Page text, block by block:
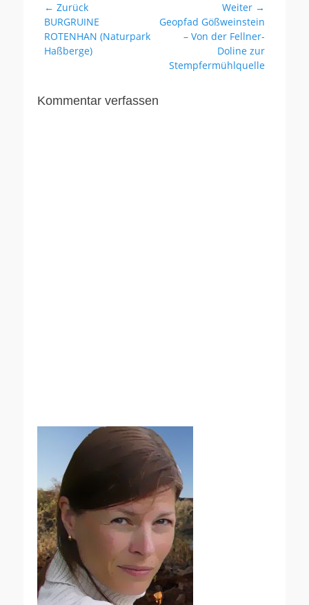
Beitragsnavigation
← Zurück
Vorhergehender
Beitrag:
BURGRUINE
ROTENHAN (Naturpark
Haßberge)
Weiter →
Nächster
Beitrag:
Geopfad Gößweinstein
– Von der Fellner-
Doline zur
Stempfermühlquelle
Kommentar verfassen